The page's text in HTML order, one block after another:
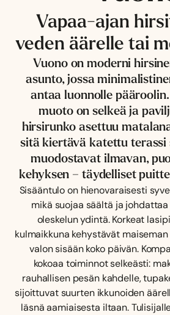
Vapaa-ajan
veden äärelle tai
Vuono on moderni
asunto, jossa
antaa luonnolle
muoto on selkeä ja
hirsirunko asettuu
sitä kiertävä katettu terassi
muodostavat ilmavan,
kehyksen – täydelliset
Sisääntulo on hienovaraisesti
mikä suojaa säältä ja
oleskelun ydintä. Korkeat
kulmaikkuna kehystävät
valon sisään koko päivän.
kokoaa toiminnot selkeästi:
rauhallisen pesän kahdelle,
sijoittuvat suurten ikkunoiden
läsnä aamiaisesta iltaan.